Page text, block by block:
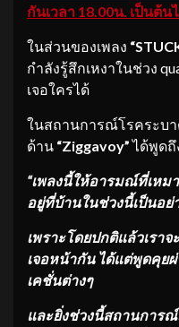
กันเวลา 18.00น. เป็นต้น
ในส่วนของเพลง
กำลังรู้สึกเหงาในช่วง
เจอใครได้
ในสถานการณ์โรคระบ
ด้าน “Ziggavoy”ได้พูดถึ
“เพลงนี้ให้อารมณ์ที่เห
อยู่ที่บ้านในช่วงนี้เป็นอย่
เพราะโดยปกติแล้วเรา
เจอหน้ากัน ได้แต่พูดคุย
เคชั่นต่างๆ
และยิ่งช่วงนี้สถานการณ์